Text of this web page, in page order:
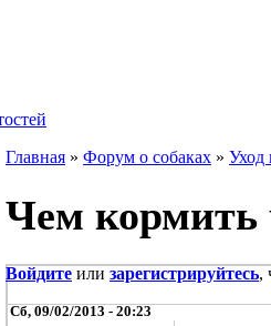
Главная » Форум о собаках » Уход
Чем кормить
Войдите или зарегистрируйтесь,
Сб, 09/02/2013 - 20:23